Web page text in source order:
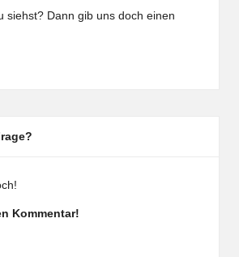
siehst? Dann gib uns doch einen
Kommentar!